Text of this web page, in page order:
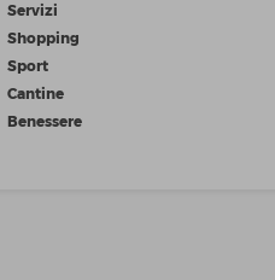
Servizi
Shopping
Sport
Cantine
Benessere